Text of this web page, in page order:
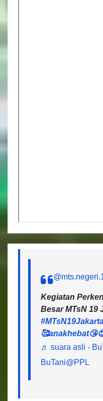
Kegiatan
Besar MTsN 19
♬ suara asli -
BuTani@PPL